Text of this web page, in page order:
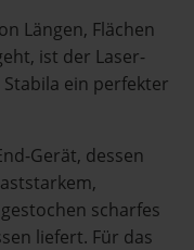
Längen, Flächen
ist der Laser-
Stabila ein perfekter
Gerät, dessen
scharfes
liefert. Für das